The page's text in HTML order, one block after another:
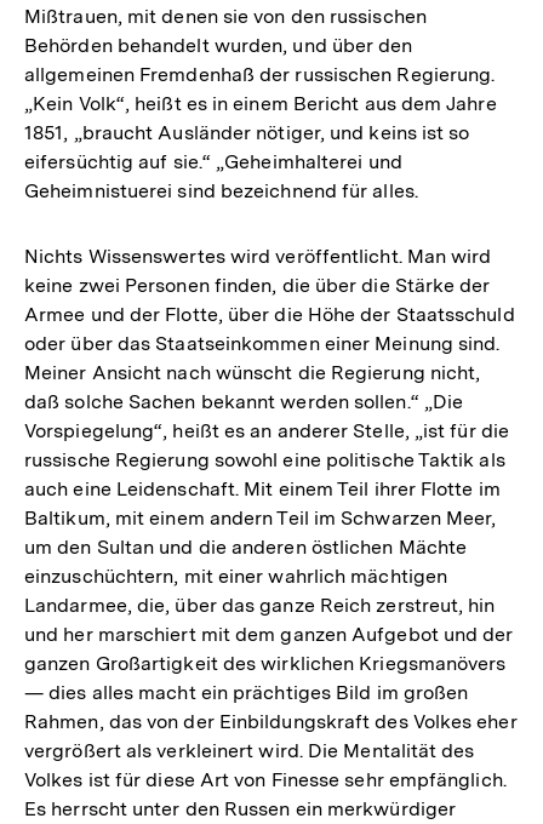
Mißtrauen, mit denen sie von den russischen
Behörden behandelt wurden, und über den
allgemeinen Fremdenhaß der russischen Regierung.
„Kein Volk“, heißt es in einem Bericht aus dem Jahre
1851, „braucht Ausländer nötiger, und keins ist so
eifersüchtig auf sie.“ „Geheimhalterei und
Geheimnistuerei sind bezeichnend für alles.
Nichts Wissenswertes wird veröffentlicht. Man wird
keine zwei Personen finden, die über die Stärke der
Armee und der Flotte, über die Höhe der Staatsschuld
oder über das Staatseinkommen einer Meinung sind.
Meiner Ansicht nach wünscht die Regierung nicht,
daß solche Sachen bekannt werden sollen.“ „Die
Vorspiegelung“, heißt es an anderer Stelle, „ist für die
russische Regierung sowohl eine politische Taktik als
auch eine Leidenschaft. Mit einem Teil ihrer Flotte im
Baltikum, mit einem andern Teil im Schwarzen Meer,
um den Sultan und die anderen östlichen Mächte
einzuschüchtern, mit einer wahrlich mächtigen
Landarmee, die, über das ganze Reich zerstreut, hin
und her marschiert mit dem ganzen Aufgebot und der
ganzen Großartigkeit des wirklichen Kriegsmanövers
— dies alles macht ein prächtiges Bild im großen
Rahmen, das von der Einbildungskraft des Volkes eher
vergrößert als verkleinert wird. Die Mentalität des
Volkes ist für diese Art von Finesse sehr empfänglich.
Es herrscht unter den Russen ein merkwürdiger